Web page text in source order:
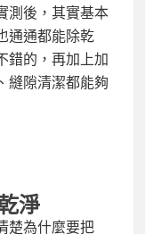
測後，其實基本
通通都能除乾
錯的，再加上加
縫隙清潔都能夠
淨
楚為什麼要把